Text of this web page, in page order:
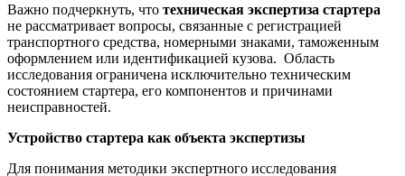
Важно подчеркнуть, что техническая экспертиза стартера
не рассматривает вопросы, связанные с регистрацией
транспортного средства, номерными знаками, таможенным
оформлением или идентификацией кузова. Область
исследования ограничена исключительно техническим
состоянием стартера, его компонентов и причинами
неисправностей.
Устройство стартера как объекта экспертизы
Для понимания методики экспертного исследования